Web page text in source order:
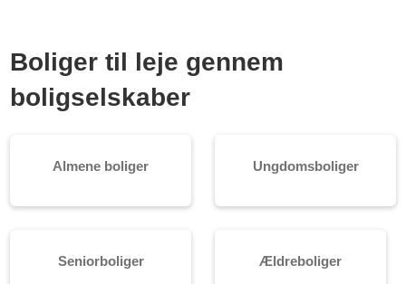
Boliger til leje gennem
boligselskaber
Almene boliger Ungdomsboliger
Seniorboliger Ældreboliger